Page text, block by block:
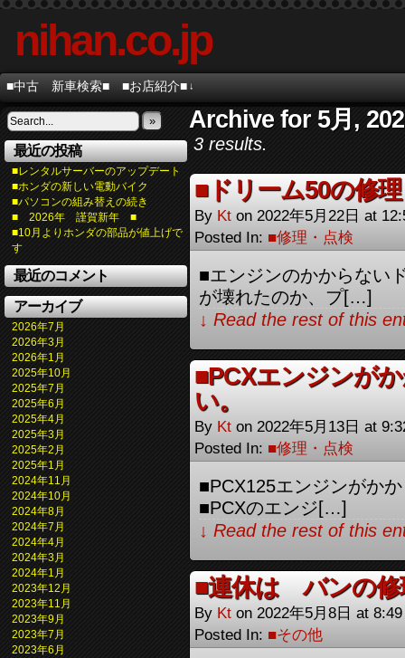
nihan.co.jp
■中古 新車検索■ ■お店紹介■ ↓
»
最近の投稿
■レンタルサーバーのアップデート
■ホンダの新しい電動バイク
■パソコンの組み替えの続き
■ 2026年 謹賀新年 ■
■10月よりホンダの部品が値上げで
す
最近のコメント
アーカイブ
2026年7月
2026年3月
2026年1月
2025年10月
2025年7月
2025年6月
2025年4月
2025年3月
2025年2月
2025年1月
2024年11月
2024年10月
2024年8月
2024年7月
2024年4月
2024年3月
2024年1月
2023年12月
2023年11月
2023年9月
2023年7月
2023年6月
Archive for 5月,
3 results.
■ドリーム50の修理
By Kt on 2022年5月22日 at
Posted In: ■修理・点検
■エンジンのかからない
が壊れたのか、プ[…]
↓ Read the rest of this
■PCXエンジンが
い。
By Kt on 2022年5月13日 at
Posted In: ■修理・点検
■PCX125エンジンがか
■PCXのエンジ[…]
↓ Read the rest of this
■連休は バンの修
By Kt on 2022年5月8日 at
Posted In: ■その他